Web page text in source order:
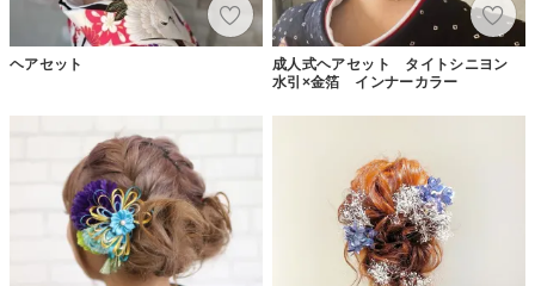
ヘアセット
成人式ヘアセット タイトシニヨン
水引×金箔 インナーカラー